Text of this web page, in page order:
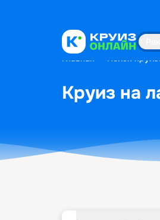
Главная Поиск
Круиз на